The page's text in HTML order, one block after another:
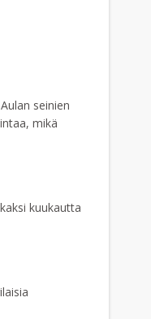
seinien
mikä
kuukautta